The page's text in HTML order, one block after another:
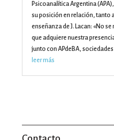
Psicoanalítica Argentina
su posición en relación, tanto
enseñanza de J. Lacan: «No
que adquiere nuestra
junto con APdeBA,
leer más